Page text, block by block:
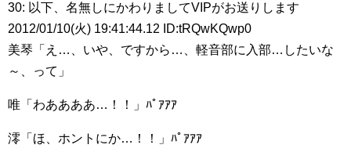
30: 以下、名無しにかわりましてVIPがお送りします
2012/01/10(火) 19:41:44.12 ID:tRQwKQwp0
美琴「え…、いや、ですから…、軽音部に入部…したいな
～、って」
唯「わああああ…！！」ﾊﾟｱｱｱ
澪「ほ、ホントにか…！！」ﾊﾟｱｱｱ